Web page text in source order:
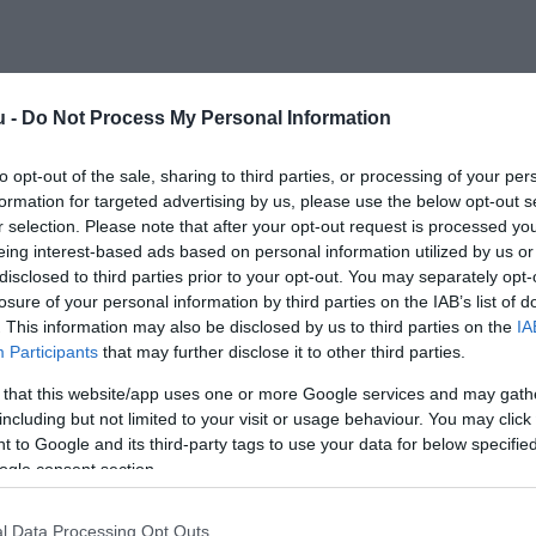
- Do Not Process My Personal Information
opt-out of the sale, sharing to third parties, or processing of your
for targeted advertising by us, please use the below opt-out
selection. Please note that after your opt-out request is processed
interest-based ads based on personal information utilized by us
to third parties prior to your opt-out. You may separately
of your personal information by third parties on the IAB’s list of
This information may also be disclosed by us to third parties on the
Participants that may further disclose it to other third parties.
that this website/app uses one or more Google services and may
but not limited to your visit or usage behaviour. You may
to Google and its third-party tags to use your data for below
consent section.
Data Processing Opt Outs
Mutass többet
ahol a tésztaimádók bármikor fogyaszthatják kedvenc
különleges dobozban vihetik el magukkal. Minden
készül!